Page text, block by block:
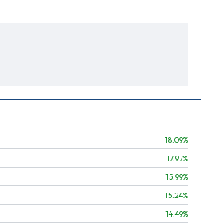
18.09%
17.97%
15.99%
15.24%
14.49%